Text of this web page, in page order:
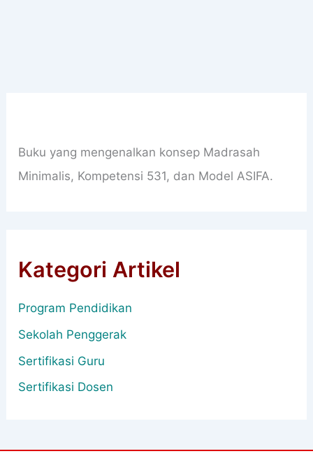
Buku yang mengenalkan konsep Madrasah
Minimalis, Kompetensi 531, dan Model ASIFA.
Kategori Artikel
Program Pendidikan
Sekolah Penggerak
Sertifikasi Guru
Sertifikasi Dosen